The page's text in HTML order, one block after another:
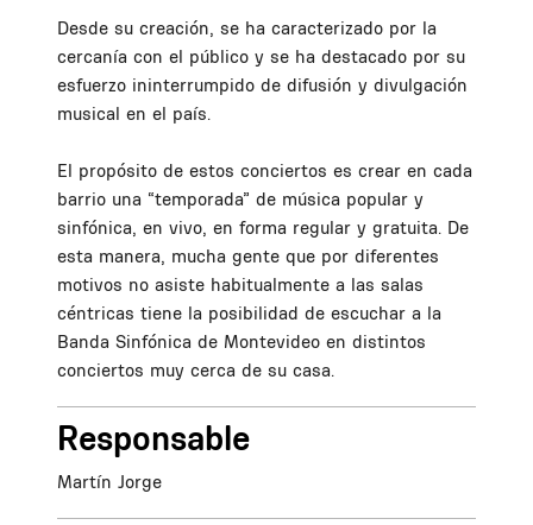
Desde su creación, se ha caracterizado por la
cercanía con el público y se ha destacado por su
esfuerzo ininterrumpido de difusión y divulgación
musical en el país.
El propósito de estos conciertos es crear en cada
barrio una “temporada” de música popular y
sinfónica, en vivo, en forma regular y gratuita. De
esta manera, mucha gente que por diferentes
motivos no asiste habitualmente a las salas
céntricas tiene la posibilidad de escuchar a la
Banda Sinfónica de Montevideo en distintos
conciertos muy cerca de su casa.
Responsable
Martín Jorge